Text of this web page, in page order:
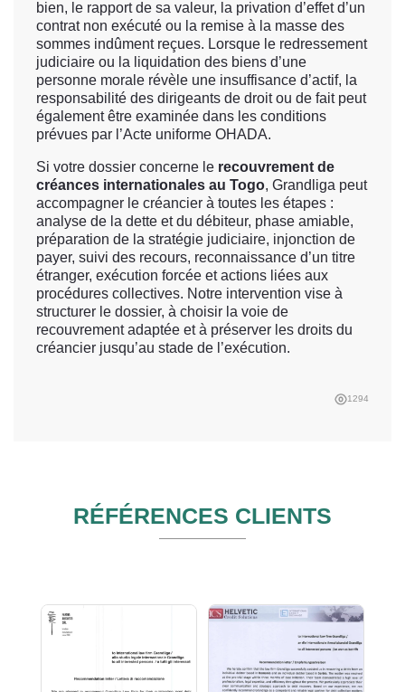
bien, le rapport de sa valeur, la privation d’effet d’un
contrat non exécuté ou la remise à la masse des
sommes indûment reçues. Lorsque le redressement
judiciaire ou la liquidation des biens d’une
personne morale révèle une insuffisance d’actif, la
responsabilité des dirigeants de droit ou de fait peut
également être examinée dans les conditions
prévues par l’Acte uniforme OHADA.
Si votre dossier concerne le recouvrement de
créances internationales au Togo, Grandliga peut
accompagner le créancier à toutes les étapes :
analyse de la dette et du débiteur, phase amiable,
préparation de la stratégie judiciaire, injonction de
payer, suivi des recours, reconnaissance d’un titre
étranger, exécution forcée et actions liées aux
procédures collectives. Notre intervention vise à
structurer le dossier, à choisir la voie de
recouvrement adaptée et à préserver les droits du
créancier jusqu’au stade de l’exécution.
1294
RÉFÉRENCES CLIENTS